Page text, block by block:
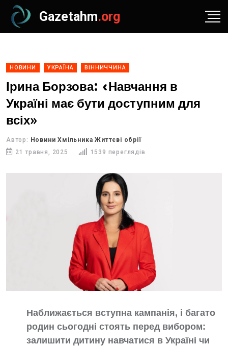
Gazetahm.org
НОВИНИ УКРАЇНА ВІННИЧЧИНА
Ірина Борзова: «Навчання в
Україні має бути доступним для
всіх»
Автор: Новини Хмільника Життєві обрії
21 травня, 2025
1539 переглядів
Наближається вступна кампанія, і багато
родин сьогодні стоять перед вибором:
залишити дитину навчатися в Україні чи